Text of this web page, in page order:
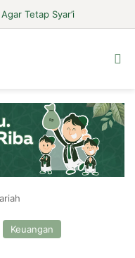
Tetap Syar’i
Keuangan